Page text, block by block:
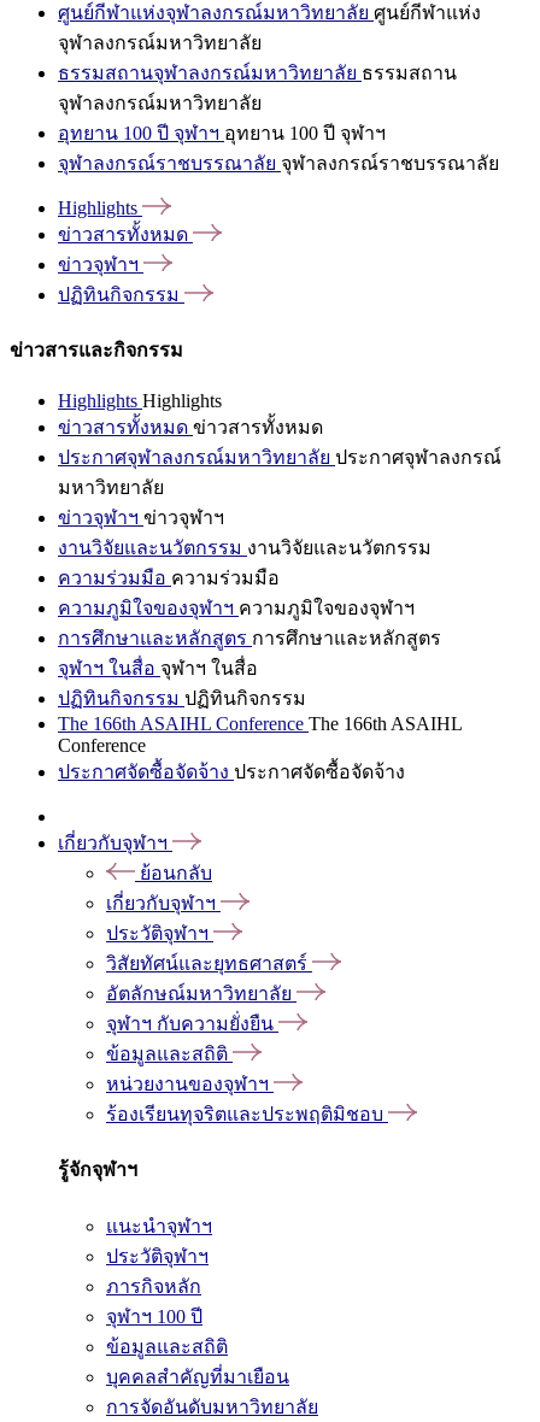
ศูนย์กีฬาแห่งจุฬาลงกรณ์มหาวิทยาลัย ศูนย์กีฬาแห่ง
จุฬาลงกรณ์มหาวิทยาลัย
ธรรมสถานจุฬาลงกรณ์มหาวิทยาลัย ธรรมสถาน
จุฬาลงกรณ์มหาวิทยาลัย
อุทยาน 100 ปี จุฬาฯ อุทยาน 100 ปี จุฬาฯ
จุฬาลงกรณ์ราชบรรณาลัย จุฬาลงกรณ์ราชบรรณาลัย
Highlights
ข่าวสารทั้งหมด
ข่าวจุฬาฯ
ปฏิทินกิจกรรม
ข่าวสารและกิจกรรม
Highlights Highlights
ข่าวสารทั้งหมด ข่าวสารทั้งหมด
ประกาศจุฬาลงกรณ์มหาวิทยาลัย ประกาศจุฬาลงกรณ์
มหาวิทยาลัย
ข่าวจุฬาฯ ข่าวจุฬาฯ
งานวิจัยและนวัตกรรม งานวิจัยและนวัตกรรม
ความร่วมมือ ความร่วมมือ
ความภูมิใจของจุฬาฯ ความภูมิใจของจุฬาฯ
การศึกษาและหลักสูตร การศึกษาและหลักสูตร
จุฬาฯ ในสื่อ จุฬาฯ ในสื่อ
ปฏิทินกิจกรรม ปฏิทินกิจกรรม
The 166th ASAIHL Conference The 166th ASAIHL
Conference
ประกาศจัดซื้อจัดจ้าง ประกาศจัดซื้อจัดจ้าง
เกี่ยวกับจุฬาฯ
ย้อนกลับ
เกี่ยวกับจุฬาฯ
ประวัติจุฬาฯ
วิสัยทัศน์และยุทธศาสตร์
อัตลักษณ์มหาวิทยาลัย
จุฬาฯ กับความยั่งยืน
ข้อมูลและสถิติ
หน่วยงานของจุฬาฯ
ร้องเรียนทุจริตและประพฤติมิชอบ
รู้จักจุฬาฯ
แนะนำจุฬาฯ
ประวัติจุฬาฯ
ภารกิจหลัก
จุฬาฯ 100 ปี
ข้อมูลและสถิติ
บุคคลสำคัญที่มาเยือน
การจัดอันดับมหาวิทยาลัย